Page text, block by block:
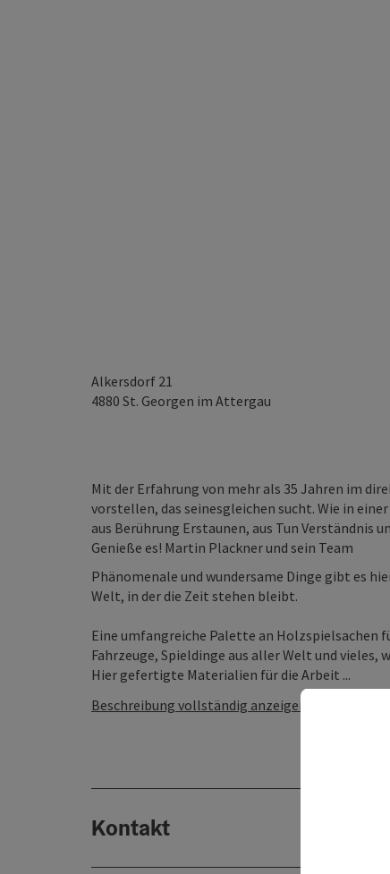
Alkersdorf 21
4880 St. Georgen im Attergau
Mit der Erfahrung von mehr als 35 Jahren im
vorstellen, das seinesgleichen sucht. Wie in
aus Berührung Erstaunen, aus Tun Verständnis
Genieße es! Martin Plackner und sein Team
Phänomenale und wundersame Dinge gibt es
Welt, in der die Zeit stehen bleibt.
Eine umfangreiche Palette an Holzspielsachen
Fahrzeuge, Spieldinge aus aller Welt und vieles,
Hier gefertigte Materialien für die Arbeit ...
Beschreibung vollständig anzeigen
Kontakt